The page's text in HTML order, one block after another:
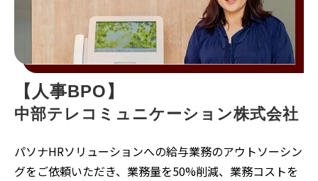
【人事BPO】
中部テレコミュニケーション株式会社
パソナHRソリューションへの給与業務のアウトソーシン
グをご依頼いただき、業務量を50%削減、業務コストを